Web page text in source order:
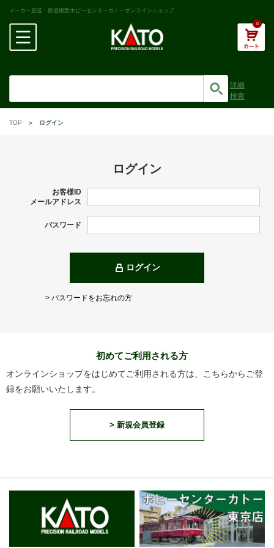
メーカー直送・鉄道模型ホビーセンターカトーオンラインショップ
0
詳細
検索
TOP ログイン
ログイン
お客様ID
メールアドレス
パスワード
ログイン
> パスワードをお忘れの方
初めてご利用される方
オンラインショップをはじめてご利用される方は、こちらからご登
録をお願いいたします。
> 新規会員登録